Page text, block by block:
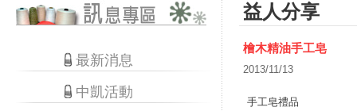
最新消息
中凱活動
益人分享
檜木精油手工皂
2013/11/13
手工皂禮品